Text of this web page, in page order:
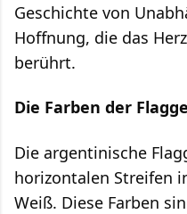
Geschichte von
Hoffnung, die das
berührt.
Die Farben der
Die argentinische
horizontalen Streifen
Weiß. Diese Farben